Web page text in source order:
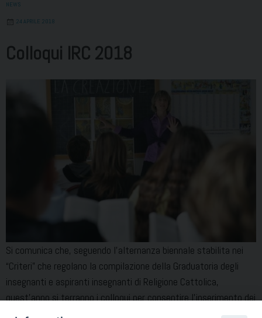
NEWS
24 APRILE 2018
Colloqui IRC 2018
Si comunica che, seguendo l’alternanza biennale stabilita nei
“Criteri” che regolano la compilazione della Graduatoria degli
insegnanti e aspiranti insegnanti di Religione Cattolica,
quest’anno si terranno i colloqui per consentire l’inserimento dei